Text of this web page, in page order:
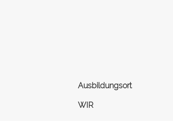
Ausbildungsort
WIR